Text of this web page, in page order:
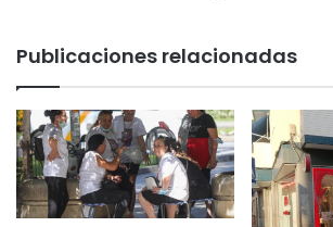
Publicaciones relacionadas